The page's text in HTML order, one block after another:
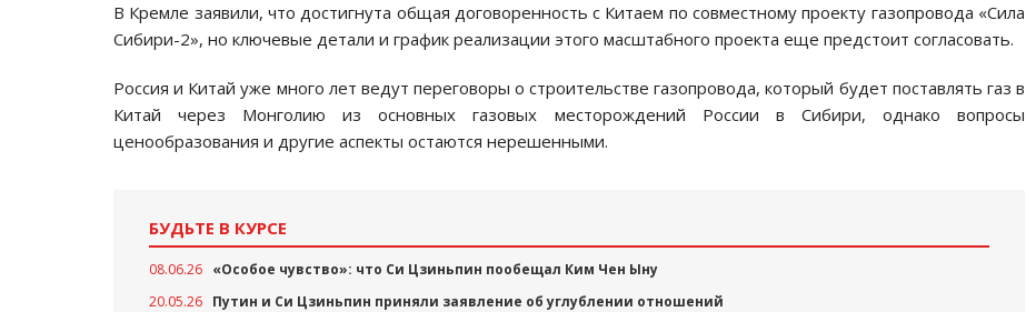
В Кремле заявили, что достигнута общая договоренность с Китаем по совместному проекту газопровода «Сила
Сибири-2», но ключевые детали и график реализации этого масштабного проекта еще предстоит согласовать.
Россия и Китай уже много лет ведут переговоры о строительстве газопровода, который будет поставлять газ в
Китай через Монголию из основных газовых месторождений России в Сибири, однако вопросы
ценообразования и другие аспекты остаются нерешенными.
БУДЬТЕ В КУРСЕ
08.06.26 «Особое чувство»: что Си Цзиньпин пообещал Ким Чен Ыну
20.05.26 Путин и Си Цзиньпин приняли заявление об углублении отношений